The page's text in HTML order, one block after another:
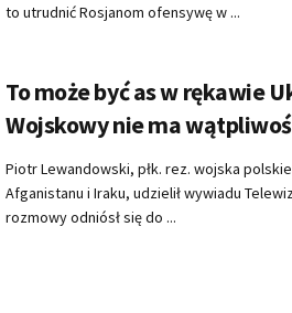
to utrudnić Rosjanom ofensywę w ...
To może być as w rękawie
Wojskowy nie ma
Piotr Lewandowski, płk. rez. wojska
Afganistanu i Iraku, udzielił wywiadu
rozmowy odniósł się do ...